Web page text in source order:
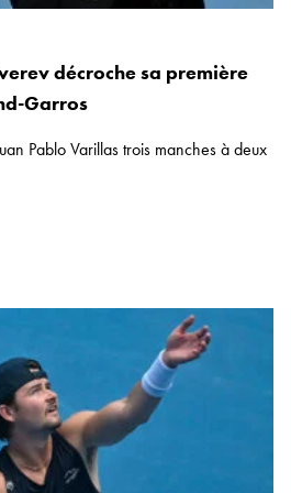
décroche sa première
Garros
Pablo Varillas trois manches à deux